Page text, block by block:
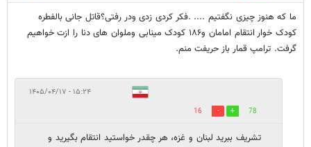
ما که هنوز چیزی نگفتیم .... .فکر کردی زدی ودر رفتی؟قاتل جانی بالفطره
کودک خوار انتقام امامان و۱۸۶ کودک مینابی وملوان های دنا را ازت خواهیم
گرفت. ترامپ قمار باز حریفت منم.
۱۵:۲۴ - ۱۴۰۵/۰۴/۱۷
78
16
تشریف ببرید لبنان و غزه، هر چقدر خواستید انتقام بگیرید و